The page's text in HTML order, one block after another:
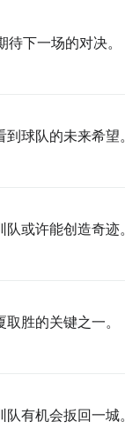
下一场的对决。
球队的未来希望。
或许能创造奇迹。
胜的关键之一。
有机会扳回一城。